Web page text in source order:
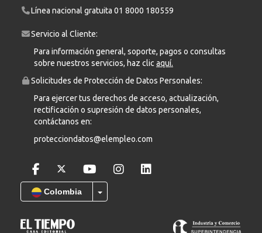
Línea nacional gratuita 01 8000 180559
Servicio al Cliente:
Para información general, soporte, pagos o consultas
sobre nuestros servicios, haz clicaquí.
Solicitudes de Protección de Datos Personales:
Para ejercer tus derechos de acceso, actualización,
rectificación o supresión de datos personales,
contáctanos en:
protecciondatos@elempleo.com
Colombia